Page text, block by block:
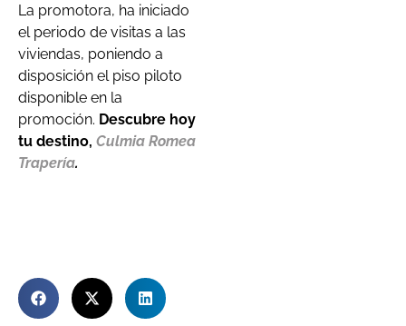
La promotora, ha iniciado
el periodo de visitas a las
viviendas, poniendo a
disposición el piso piloto
disponible en la
promoción. Descubre hoy
tu destino, Culmia Romea
Trapería.